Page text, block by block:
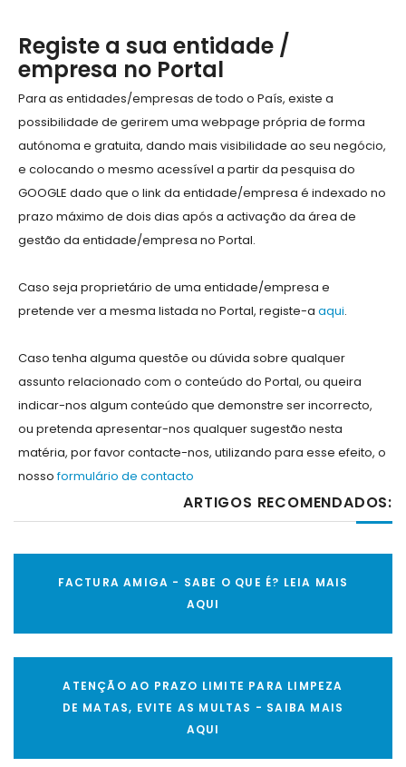
Registe a sua entidade /
empresa no Portal
Para as entidades/empresas de todo o País, existe a
possibilidade de gerirem uma webpage própria de forma
autónoma e gratuita, dando mais visibilidade ao seu negócio,
e colocando o mesmo acessível a partir da pesquisa do
GOOGLE dado que o link da entidade/empresa é indexado no
prazo máximo de dois dias após a activação da área de
gestão da entidade/empresa no Portal.
Caso seja proprietário de uma entidade/empresa e
pretende ver a mesma listada no Portal, registe-a aqui.
Caso tenha alguma questõe ou dúvida sobre qualquer
assunto relacionado com o conteúdo do Portal, ou queira
indicar-nos algum conteúdo que demonstre ser incorrecto,
ou pretenda apresentar-nos qualquer sugestão nesta
matéria, por favor contacte-nos, utilizando para esse efeito, o
nossoformulário de contacto
ARTIGOS RECOMENDADOS:
FACTURA AMIGA - SABE O QUE É? LEIA MAIS
AQUI
ATENÇÃO AO PRAZO LIMITE PARA LIMPEZA
DE MATAS, EVITE AS MULTAS - SAIBA MAIS
AQUI